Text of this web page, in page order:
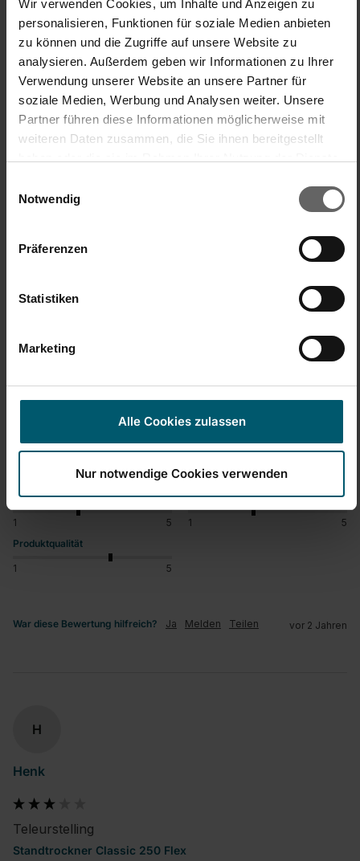
Wir verwenden Cookies, um Inhalte und Anzeigen zu
personalisieren, Funktionen für soziale Medien anbieten
zu können und die Zugriffe auf unsere Website zu
analysieren. Außerdem geben wir Informationen zu Ihrer
Verwendung unserer Website an unsere Partner für
soziale Medien, Werbung und Analysen weiter. Unsere
Partner führen diese Informationen möglicherweise mit
weiteren Daten zusammen, die Sie ihnen bereitgestellt
Cookies, wenn Sie unsere Webseite weiterhin nutzen.
Notwendig
Präferenzen
Statistiken
Marketing
Alle Cookies zulassen
Nur notwendige Cookies verwenden
War diese Bewertung hilfreich? Ja Melden Teilen
W
Standtrockner Classic 250 Flex
meter droogrek. Het is weer een stevig en stabiel droogrek.
Het blauwe handvat zorgt voor gemakkelijk inklappen en
opvangruimte. Op deze plek zat nl. voorheen nog extra
opvangplek voor kleine was. Bovendien zorgt het blauwe
minder goed/breed uit te hangen is en er minder was op kan.
Eigenlijk heb ik spijt van mijn aankoop, ik zou deze niet nog
Einfache Handhabung/Bedienung
1 5
Preis-/Leistungsverhältnis
1
5
Produktqualität
1 5
War diese Bewertung hilfreich? Ja Melden Teilen vor 2 Jahren
H
Henk
Teleurstelling
Standtrockner Classic 250 Flex